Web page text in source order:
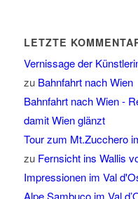
LETZTE
Vernissage der
zu Bahnfahrt nach Wien
Bahnfahrt nach Wien -
damit Wien glänzt
Tour zum Mt.Zucchero
zu Fernsicht ins Wallis
Impressionen im Val
Alpe Sambuco im Val